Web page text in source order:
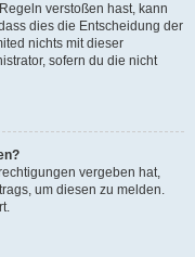
verstoßen hast, kann
dies die Entscheidung der
nichts mit dieser
sofern du die nicht
vergeben hat,
um diesen zu melden.